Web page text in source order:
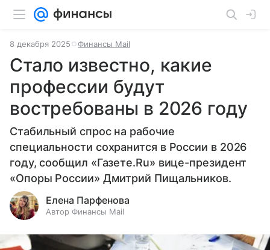
8 декабря 2025 Финансы Mail
Стало известно, какие
профессии будут
востребованы в 2026 году
Стабильный спрос на рабочие
специальности сохранится в России в 2026
году, сообщил «Газете.Ru» вице-президент
«Опоры России» Дмитрий Пищальников.
Елена Парфенова
Автор Финансы Mail